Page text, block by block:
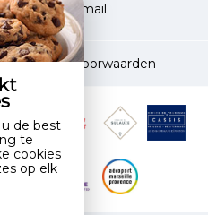
de best
te
cookies
op elk
per e-mail
verkoopvoorwaarden